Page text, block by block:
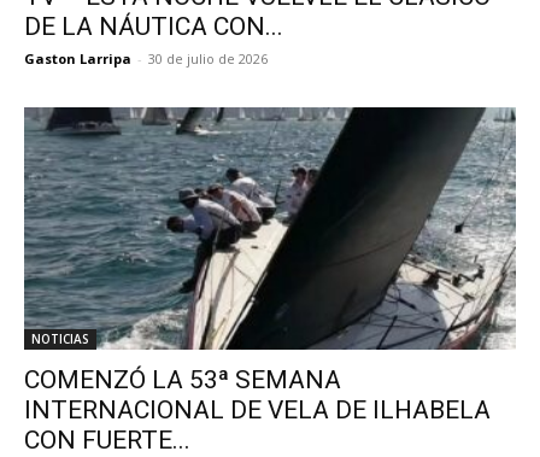
DE LA NÁUTICA CON...
Gaston Larripa - 30 de julio de 2026
NOTICIAS
COMENZÓ LA 53ª SEMANA
INTERNACIONAL DE VELA DE ILHABELA
CON FUERTE...